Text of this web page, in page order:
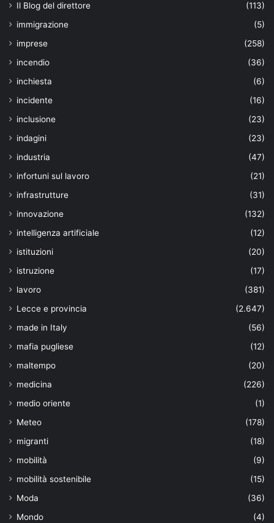
Il Blog del direttore
(113)
immigrazione
(5)
imprese
(258)
incendio
(36)
inchiesta
(6)
incidente
(16)
inclusione
(23)
indagini
(23)
industria
(47)
infortuni sul lavoro
(21)
infrastrutture
(31)
innovazione
(132)
intelligenza artificiale
(12)
istituzioni
(20)
istruzione
(17)
lavoro
(381)
Lecce e provincia
(2.647)
made in Italy
(56)
mafia pugliese
(12)
maltempo
(20)
medicina
(226)
medio oriente
(1)
Meteo
(178)
migranti
(18)
mobilità
(9)
mobilità sostenibile
(15)
Moda
(36)
Mondo
(4)